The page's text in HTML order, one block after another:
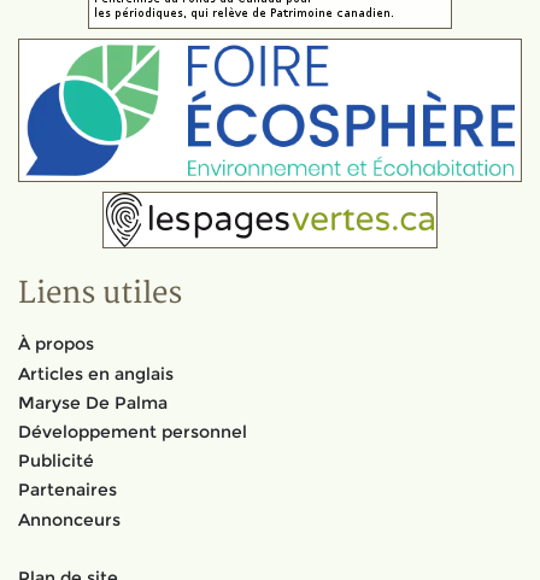
Liens utiles
À propos
Articles en anglais
Maryse De Palma
Développement personnel
Publicité
Partenaires
Annonceurs